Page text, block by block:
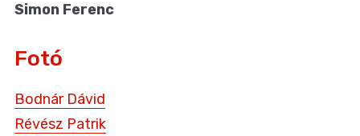
Simon Ferenc
Fotó
Bodnár Dávid
Révész Patrik